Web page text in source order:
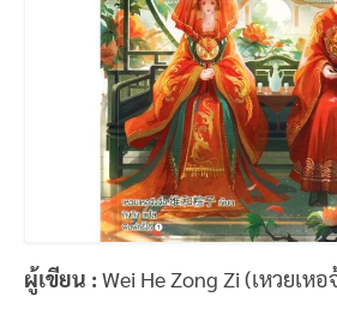
ผู้เขียน : Wei He Zong Zi (เหวยเหอ